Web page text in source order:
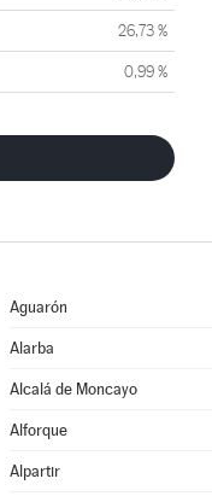
26,73 %
0,99 %
Aguarón
Alarba
Alcalá de Moncayo
Alforque
Alpartir